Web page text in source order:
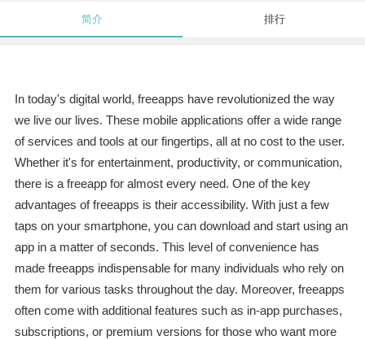
简介 排行
In today's digital world, freeapps have revolutionized the way
we live our lives. These mobile applications offer a wide range
of services and tools at our fingertips, all at no cost to the user.
Whether it's for entertainment, productivity, or communication,
there is a freeapp for almost every need. One of the key
advantages of freeapps is their accessibility. With just a few
taps on your smartphone, you can download and start using an
app in a matter of seconds. This level of convenience has
made freeapps indispensable for many individuals who rely on
them for various tasks throughout the day. Moreover, freeapps
often come with additional features such as in-app purchases,
subscriptions, or premium versions for those who want more